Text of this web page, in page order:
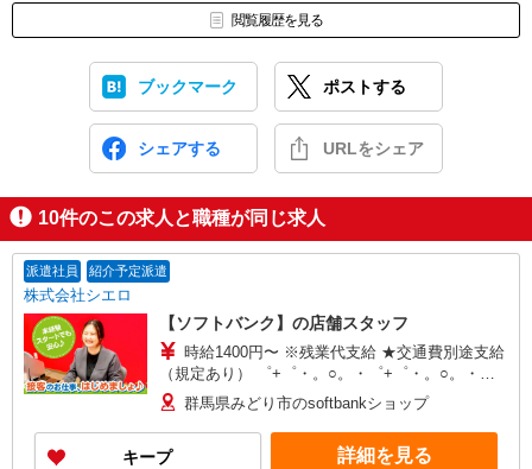
閲覧履歴を見る
ブックマーク ポストする
シェアする URLをシェア
10件のこの求人と職種が同じ求人
派遣社員 紹介予定派遣
株式会社シエロ
【ソフトバンク】の店舗スタッフ
時給1400円〜 ※残業代支給 ★交通費別途支給
（規定あり） ゜+゜・。○。・゜+゜・。○。・゜
+゜ 入社祝い金10万円支給(規定有) お友達を紹介
頂くと, インセンティブ支給(規定有) ★月2回払
い・週払い可能（規程有）★ ゜・。○。・゜
+゜・。○。・゜+゜
群馬県みどり市のsoftbankショップ
キープ 詳細を見る